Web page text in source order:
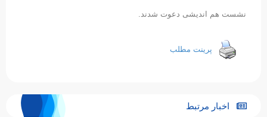
نشست هم اندیشی دعوت شدند.
پرینت مطلب
اخبار مرتبط